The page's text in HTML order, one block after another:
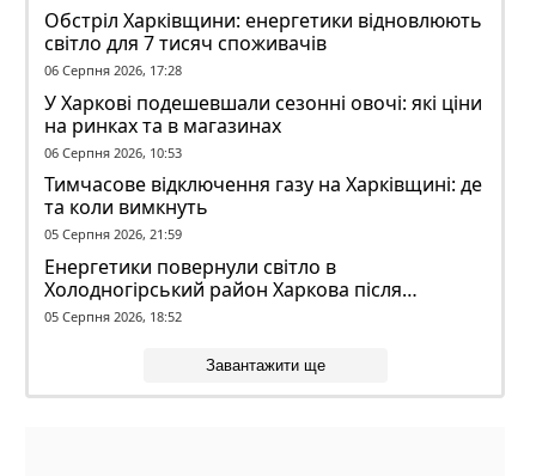
Обстріл Харківщини: енергетики відновлюють
світло для 7 тисяч споживачів
06 Серпня 2026, 17:28
У Харкові подешевшали сезонні овочі: які ціни
на ринках та в магазинах
06 Серпня 2026, 10:53
Тимчасове відключення газу на Харківщині: де
та коли вимкнуть
05 Серпня 2026, 21:59
Енергетики повернули світло в
Холодногірський район Харкова після
ворожого обстрілу
05 Серпня 2026, 18:52
Завантажити ще